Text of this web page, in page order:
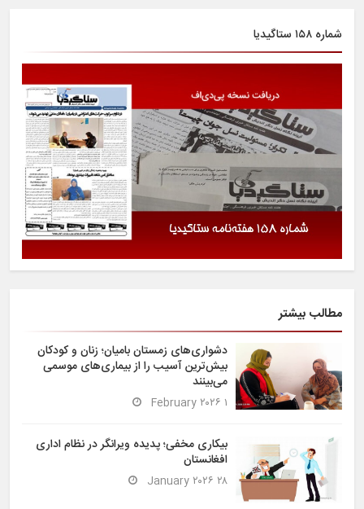
شماره ۱۵۸ ستاگیدیا
مطالب بیشتر
دشواری‌های زمستان بامیان؛ زنان و کودکان
بیش‌ترین آسیب را از بیماری‌های موسمی
می‌بینند
۱ February ۲۰۲۶
بیکاری مخفی؛ پدیده ویرانگر در نظام اداری
افغانستان
۲۸ January ۲۰۲۶